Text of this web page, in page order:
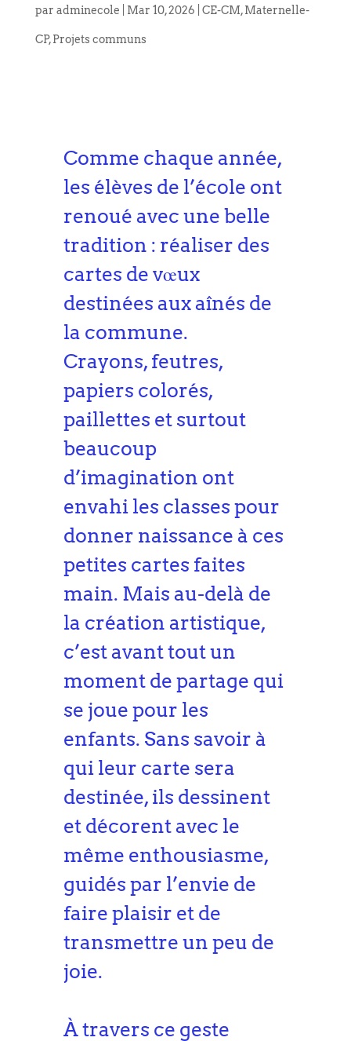
par adminecole Mar 10, 2026 CE-CM,Maternelle-
CP,Projets communs
Comme chaque année,
les élèves de l’école ont
renoué avec une belle
tradition : réaliser des
cartes de vœux
destinées aux aînés de
la commune.
Crayons, feutres,
papiers colorés,
paillettes et surtout
beaucoup
d’imagination ont
envahi les classes pour
donner naissance à ces
petites cartes faites
main. Mais au-delà de
la création artistique,
c’est avant tout un
moment de partage qui
se joue pour les
enfants. Sans savoir à
qui leur carte sera
destinée, ils dessinent
et décorent avec le
même enthousiasme,
guidés par l’envie de
faire plaisir et de
transmettre un peu de
joie.
À travers ce geste